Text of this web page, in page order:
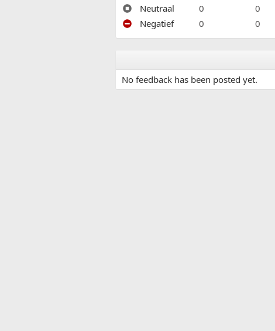
Neutraal
0 0
Negatief
0 0
No feedback has been posted yet.